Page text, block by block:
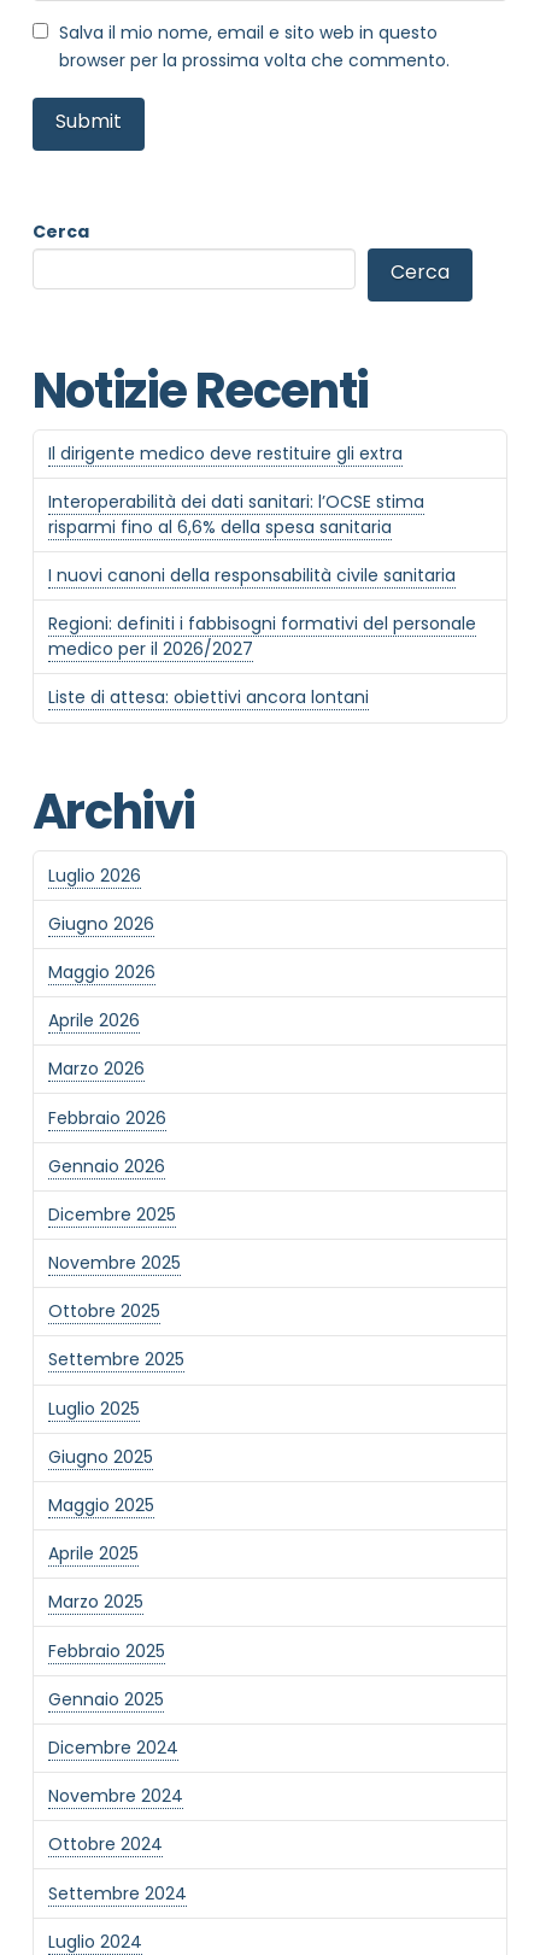
Salva il mio nome, email e sito web in questo
browser per la prossima volta che commento.
Cerca
Cerca
Notizie Recenti
Il dirigente medico deve restituire gli extra
Interoperabilità dei dati sanitari: l’OCSE stima
risparmi fino al 6,6% della spesa sanitaria
I nuovi canoni della responsabilità civile sanitaria
Regioni: definiti i fabbisogni formativi del personale
medico per il 2026/2027
Liste di attesa: obiettivi ancora lontani
Archivi
Luglio 2026
Giugno 2026
Maggio 2026
Aprile 2026
Marzo 2026
Febbraio 2026
Gennaio 2026
Dicembre 2025
Novembre 2025
Ottobre 2025
Settembre 2025
Luglio 2025
Giugno 2025
Maggio 2025
Aprile 2025
Marzo 2025
Febbraio 2025
Gennaio 2025
Dicembre 2024
Novembre 2024
Ottobre 2024
Settembre 2024
Luglio 2024
NOME STRUTTURA
MOTIVO DEL CONTATTO*
Informativa Privacy*
Ho preso visione dell'informativa privacy
Privacy Policy completa
Newsletter
Desidero rimanere aggiornato sulle ultime
novità dell'Associazione tramite l'iscrizione alla
newsletter